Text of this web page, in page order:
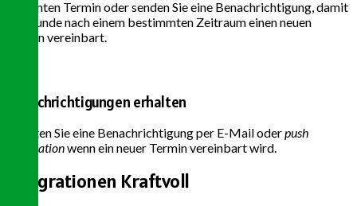
geplanten Termin oder senden Sie eine Benachrichtigung, damit
der Kunde nach einem bestimmten Zeitraum einen neuen
Termin vereinbart.
Benachrichtigungen erhalten
Erhalten Sie eine Benachrichtigung per E-Mail oderpush
notificationwenn ein neuer Termin vereinbart wird.
Integrationen Kraftvoll